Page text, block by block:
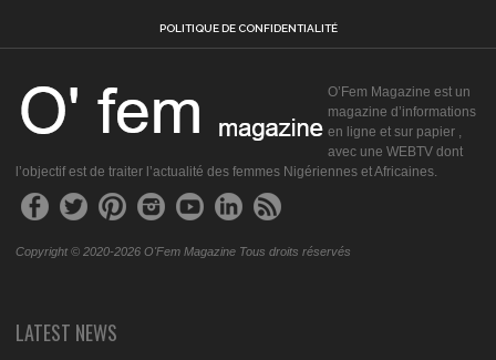
POLITIQUE DE CONFIDENTIALITÉ
O’Fem Magazine est un
magazine d’informations
en ligne et sur papier ,
avec une WEBTV dont
l’objectif est de traiter l’actualité des femmes Nigériennes et Africaines.
Copyright © 2020-2026 O'Fem Magazine Tous droits réservés
LATEST NEWS